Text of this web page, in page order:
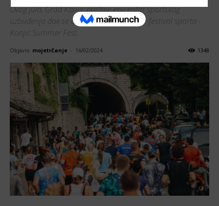
Ovog jula, Grad Konjic postaje epicentar sportskog
uzbuđenja dok se održava međunarodni festival sporta -
Konjic Summer Fest.
Objavio mojetrčanje - 16/02/2024 1348